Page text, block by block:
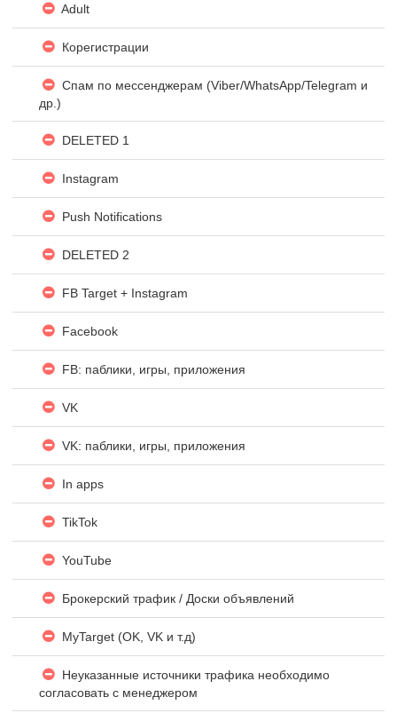
Adult
Корегистрации
Спам по мессенджерам (Viber/WhatsApp/Telegram и
др.)
DELETED 1
Instagram
Push Notifications
DELETED 2
FB Target + Instagram
Facebook
FB: паблики, игры, приложения
VK
VK: паблики, игры, приложения
In apps
TikTok
YouTube
Брокерский трафик / Доски объявлений
MyTarget (OK, VK и т.д)
Неуказанные источники трафика необходимо
согласовать с менеджером